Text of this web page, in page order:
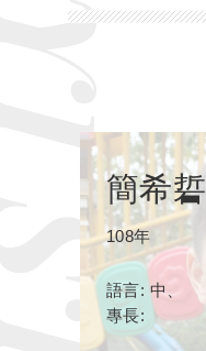
簡希硩
108年
語言: 中、
專長: